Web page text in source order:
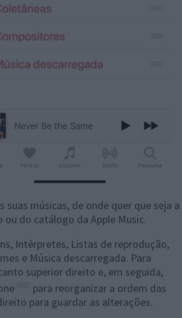
músicas, de onde quer que seja a
do catálogo da Apple Music.
Intérpretes, Listas de reprodução,
e Música descarregada. Para
superior direito e, em seguida,
para reorganizar a ordem das
para guardar as alterações.